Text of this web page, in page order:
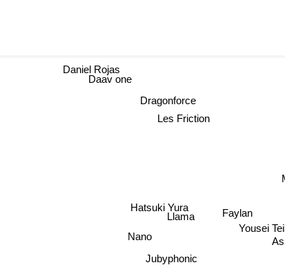
Jubyphonic
Nano Yousei
Llama
Faylan
Hatsuki Yura
Les Friction
Dragonforce
Daav one
Daniel Rojas